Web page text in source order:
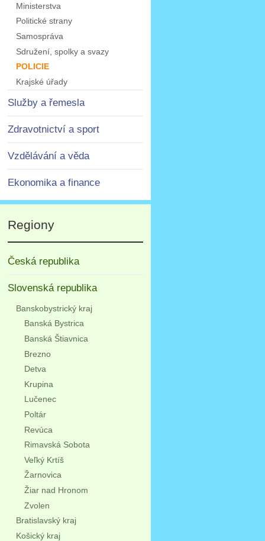
Ministerstva
Politické strany
Samospráva
Sdružení, spolky a svazy
POLICIE
Krajské úřady
Služby a řemesla
Zdravotnictví a sport
Vzdělávání a věda
Ekonomika a finance
Regiony
Česká republika
Slovenská republika
Banskobystrický kraj
Banská Bystrica
Banská Štiavnica
Brezno
Detva
Krupina
Lučenec
Poltár
Revúca
Rimavská Sobota
Veľký Krtíš
Žarnovica
Žiar nad Hronom
Zvolen
Bratislavský kraj
Košický kraj